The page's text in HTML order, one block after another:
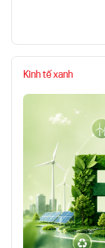
Kinh tế xanh